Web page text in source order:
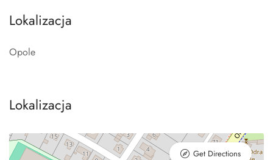
Lokalizacja
Opole
Lokalizacja
Get Directions